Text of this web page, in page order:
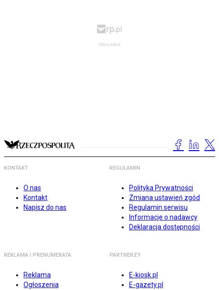
KONTAKT
O nas
Kontakt
Napisz do nas
REGULAMIN
Polityka Prywatności
Zmiana ustawień zgód
Regulamin serwisu
Informacje o nadawcy
Deklaracja dostępności
REKLAMA I PRENUMERATA
Reklama
Ogłoszenia
PARTNERZY
E-kiosk.pl
E-gazety.pl